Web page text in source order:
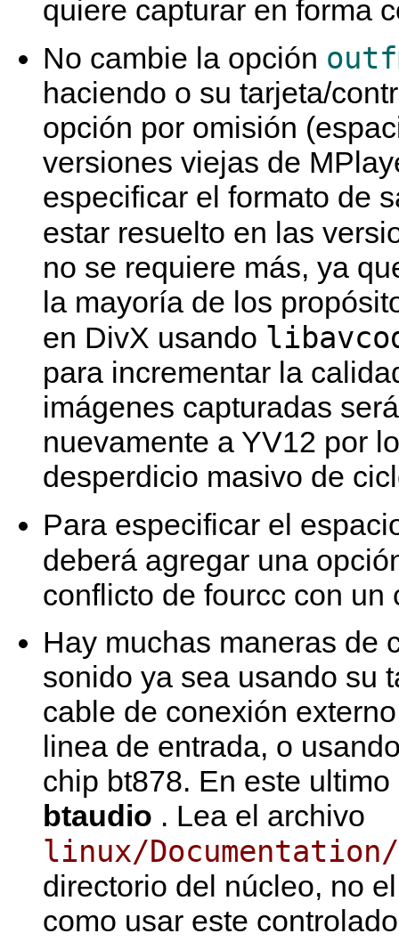
quiere capturar en forma
No cambie la opción
haciendo o su tarjeta/
opción por omisión
versiones viejas de
especificar el formato de
estar resuelto en las
no se requiere más, ya
la mayoría de los
en DivX usando
para incrementar la
imágenes capturadas
nuevamente a YV12 por
desperdicio masivo de
Para especificar el
deberá agregar una
conflicto de fourcc con
Hay muchas maneras de
sonido ya sea usando su
cable de conexión
linea de entrada, o
chip bt878. En este
btaudio . Lea el archivo
linux/
directorio del núcleo, no
como usar este